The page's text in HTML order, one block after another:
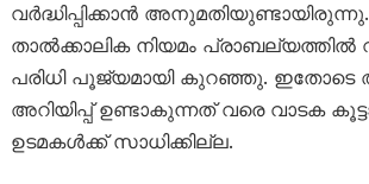
വർദ്ധിപ്പിക്കാൻ അനുമതിയുണ്ടായിരുന്നു.
താൽക്കാലിക നിയമം
പരിധി പൂജ്യമായി കുറഞ്ഞു.
അറിയിപ്പ് ഉണ്ടാകുന്നത് വരെ വാടക
ഉടമകൾക്ക് സാധിക്കില്ല.